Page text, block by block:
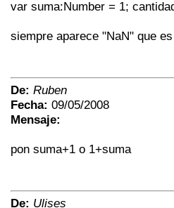
var suma:Number = 1;
siempre aparece "NaN" que
De: Ruben
Fecha: 09/05/2008
Mensaje:
pon suma+1 o 1+suma
De: Ulises